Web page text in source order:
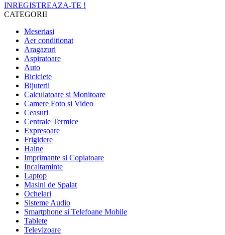
INREGISTREAZA-TE !
CATEGORII
Meseriasi
Aer conditionat
Aragazuri
Aspiratoare
Auto
Biciclete
Bijuterii
Calculatoare si Monitoare
Camere Foto si Video
Ceasuri
Centrale Termice
Expresoare
Frigidere
Haine
Imprimante si Copiatoare
Incaltaminte
Laptop
Masini de Spalat
Ochelari
Sisteme Audio
Smartphone si Telefoane Mobile
Tablete
Televizoare